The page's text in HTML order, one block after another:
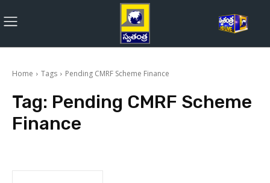
Home Tags Pending CMRF Scheme Finance
Tag: Pending CMRF Scheme
Finance